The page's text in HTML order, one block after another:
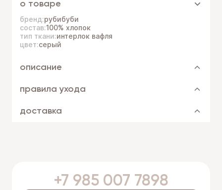
о товаре
бренд:рубибуби
состав:100% хлопок
тип ткани:интерлок вафля
цвет:серый
описание
правила ухода
доставка
+7 985 007 7898